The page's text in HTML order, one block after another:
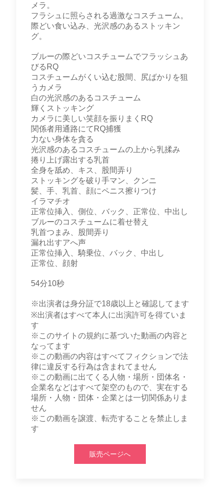
メラ。
フラシュに照らされる過激なコスチューム。
際どい食い込み、光沢感のあるストッキン
グ。
ブルーの際どいコスチュームでフラッシュあ
びるRQ
コスチュームがくい込む股間、尻ばかりを狙
うカメラ
白の光沢感のあるコスチューム
輝くストッキング
カメラに美しい笑顔を振りまくRQ
関係者用通路にてRQ捕獲
力ない身体を貪る
光沢感のあるコスチュームの上から乳揉み
捲り上げ露出する乳首
全身を舐め、キス、股間弄り
ストッキングを破り手マン、クンニ
髪、手、乳首、顔にペニス擦りつけ
イラマチオ
正常位挿入、側位、バック、正常位、中出し
ブルーのコスチュームに着せ替え
乳首つまみ、股間弄り
漏れ出すアへ声
正常位挿入、騎乗位、バック、中出し
正常位、顔射
54分10秒
※出演者は身分証で18歳以上と確認してます
※出演者はすべて本人に出演許可を得ていま
す
※このサイトの規約に基づいた動画の内容と
なってます
※この動画の内容はすべてフィクションで法
律に違反する行為は含まれてません
※この動画に出てくる人物・場所・団体名・
企業名などはすべて架空のもので、実在する
場所・人物・団体・企業とは一切関係ありま
せん
※この動画を譲渡、転売することを禁止しま
す
販売ページへ